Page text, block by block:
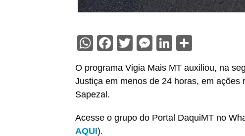
WhatsApp
Facebook
Twitter
Messenger
LinkedIn
O programa Vigia Mais MT auxiliou, na
Justiça em menos de 24 horas, em
Sapezal.
Acesse o grupo do Portal DaquiMT no
AQUI).